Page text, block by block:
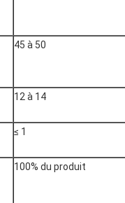
45 à 50
12 à 14
≤ 1
100% du produit